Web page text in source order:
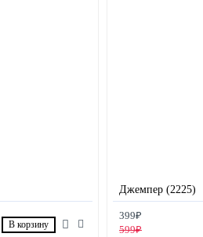
В корзину
Джемпер (2225)
399₽
599₽